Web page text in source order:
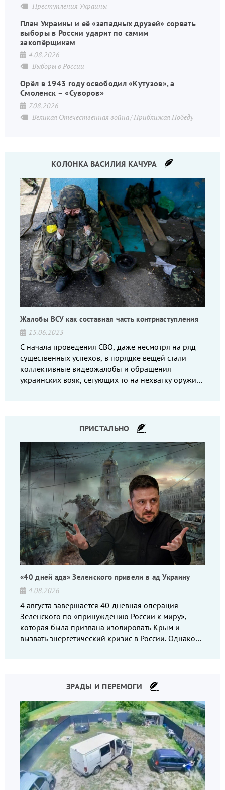
Преступления Украины
План Украины и её «западных друзей» сорвать
выборы в России ударит по самим
закопёрщикам
4.08.2026
Выборы в России
Орёл в 1943 году освободил «Кутузов», а
Смоленск – «Суворов»
7.08.2026
Великая Отечественная война Приближая Победу
КОЛОНКА ВАСИЛИЯ КАЧУРА
Жалобы ВСУ как составная часть контрнаступления
15.06.2023
С начала проведения СВО, даже несмотря на ряд
существенных успехов, в порядке вещей стали
коллективные видеожалобы и обращения
украинских вояк, сетующих то на нехватку оружия,
ПРИСТАЛЬНО
«40 дней ада» Зеленского привели в ад Украину
4.08.2026
4 августа завершается 40-дневная операция
Зеленского по «принуждению России к миру»,
которая была призвана изолировать Крым и
вызвать энергетический кризис в России. Однако
ЗРАДЫ И ПЕРЕМОГИ